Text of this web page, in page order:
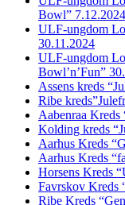
Bowl” 7.12.2024
ULF-ungdom
30.11.2024
ULF-ungdom
Bowl’n’Fun”
Assens kreds
Ribe
Aabenraa
Kolding kreds
Aarhus Kreds
Aarhus Kreds
Horsens Kreds
Favrskov Kreds
Ribe Kreds